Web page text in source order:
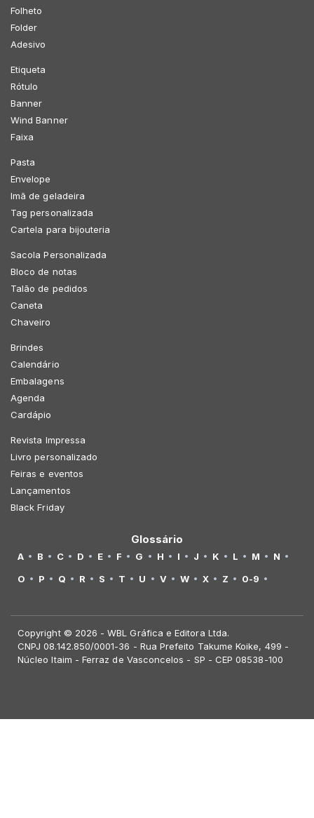
Folheto
Folder
Adesivo
Etiqueta
Rótulo
Banner
Wind Banner
Faixa
Pasta
Envelope
Imã de geladeira
Tag personalizada
Cartela para bijouteria
Sacola Personalizada
Bloco de notas
Talão de pedidos
Caneta
Chaveiro
Brindes
Calendário
Embalagens
Agenda
Cardápio
Revista Impressa
Livro personalizado
Feiras e eventos
Lançamentos
Black Friday
Glossário
A B C D E F G H I J K L M
N
O
P Q R S T U V W X Z 0-9
Copyright © 2026 - WBL Gráfica e Editora Ltda.
CNPJ 08.142.850/0001-36 - Rua Prefeito Takume Koike, 499 -
Núcleo Itaim - Ferraz de Vasconcelos - SP - CEP 08538-100